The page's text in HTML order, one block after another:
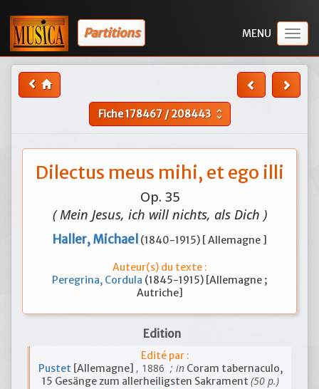
Partitions
Fiche178467/208443 unfold_more
Dilectus meus mihi, et ego illi
Op. 35
( Mein Jesus, ich will nichts, als Dich )
Haller, Michael (1840-1915) [ Allemagne ]
Auteur(s) du texte :
Peregrina, Cordula (1845-1915) [Allemagne ;
Autriche]
Edition
Edité par :
Pustet [Allemagne] , 1886 ; in Coram tabernaculo,
15 Gesänge zum allerheiligsten Sakrament (50 p.)